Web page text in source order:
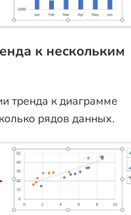
к нескольким
тренда к диаграмме
рядов данных.